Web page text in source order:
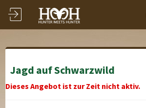
Jagd auf Schwarzwild
Dieses Angebot ist zur Zeit nicht aktiv.